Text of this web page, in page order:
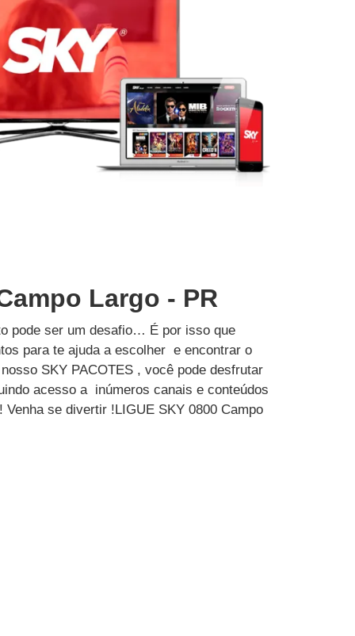
Largo - PR
pode ser um desafio… É por isso que
para te ajuda a escolher e encontrar o
SKY PACOTES , você pode desfrutar
acesso a inúmeros canais e conteúdos
se divertir !LIGUE SKY 0800 Campo